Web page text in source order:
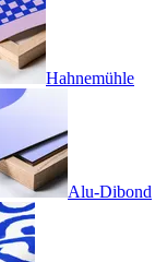
Hahnemühle
Alu-Dibond